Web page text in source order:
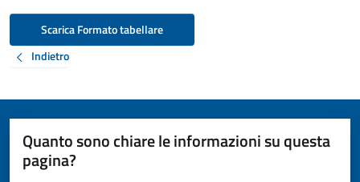
Scarica Formato tabellare
Indietro
Quanto sono chiare le informazioni su questa
pagina?